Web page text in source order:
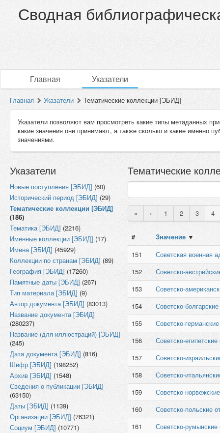
Сводная
Главная Указатели
Главная Указатели Тематические коллекции [ЭБИД]
Указатели позволяют вам просмотреть какие типы метаданных
какие значения они принимают, а также сколько и какие именно
значениями.
Указатели
Новые поступления [ЭБИД] (60)
Исторический период [ЭБИД] (29)
Тематические коллекции [ЭБИД]
(186)
Тематика [ЭБИД] (2216)
Именные коллекции [ЭБИД] (17)
Имена [ЭБИД] (45929)
Коллекции по странам [ЭБИД] (89)
География [ЭБИД] (17260)
Памятные даты [ЭБИД] (267)
Тип материала [ЭБИД] (9)
Автор документа [ЭБИД] (83013)
Название документа [ЭБИД]
(280237)
Название (для иллюстраций) [ЭБИД]
(245)
Дата документа [ЭБИД] (816)
Шифр [ЭБИД] (198252)
Архив [ЭБИД] (1548)
Сведения о публикации [ЭБИД]
(63150)
Даты [ЭБИД] (1139)
Организации [ЭБИД] (76321)
Социум [ЭБИД] (10771)
Тематические
« ‹ 1 2 3 4
# Значение ▼
151
Советская военная
152
Советско-
153
Советско-
154
Советско-
155
Советско-
156
Советско-
157
Советско-
158
Советско-
159
Советско-
160
Советско-польские
161
Советско-